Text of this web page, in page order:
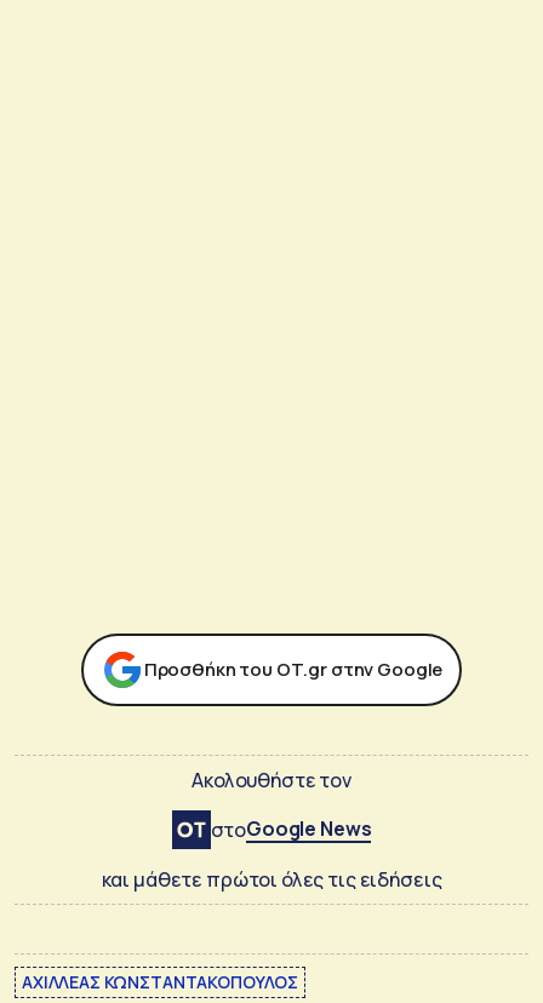
Προσθήκη του ΟΤ.gr στην Google
Ακολουθήστε τον
στοGoogle News
και μάθετε πρώτοι όλες τις ειδήσεις
ΑΧΙΛΛΕΑΣ ΚΩΝΣΤΑΝΤΑΚΟΠΟΥΛΟΣ